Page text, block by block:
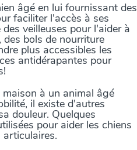
âgé en lui fournissant des
faciliter l'accès à ses
veilleuses pour l'aider à
bols de nourriture
plus accessibles les
antidérapantes pour
à un animal âgé
il existe d'autres
douleur. Quelques
pour aider les chiens